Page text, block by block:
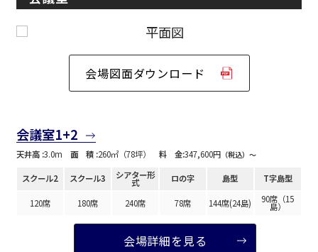
会場図面ダウンロード
会議室1+2
天井高 :3.0m 面 積 :260㎡（78坪） 料 金:347,600円（税込）〜
スクール2
120席
スクール3
180席
シアター形
式
240席
ロの字
78席
島型
144席(24島)
T字島型
90席（15
島）
会場詳細を見る